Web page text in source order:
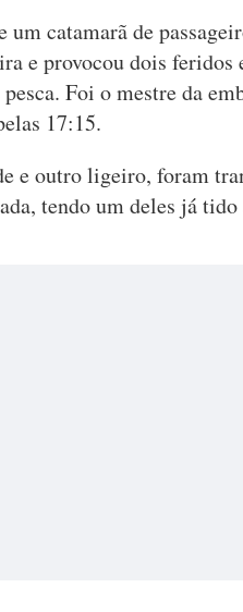
um catamarã de
e provocou dois feridos
Foi o mestre da
17:15.
e outro ligeiro, foram
tendo um deles já tido